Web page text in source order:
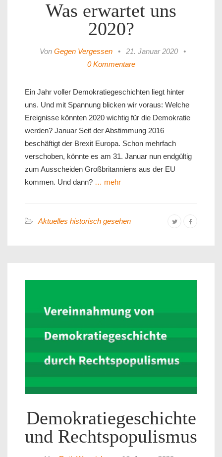
Was erwartet uns
2020?
Von Gegen Vergessen • 21. Januar 2020
•
0 Kommentare
Ein Jahr voller Demokratiegeschichten liegt hinter
uns. Und mit Spannung blicken wir voraus: Welche
Ereignisse könnten 2020 wichtig für die Demokratie
werden? Januar Seit der Abstimmung 2016
beschäftigt der Brexit Europa. Schon mehrfach
verschoben, könnte es am 31. Januar nun endgültig
zum Ausscheiden Großbritanniens aus der EU
kommen. Und dann? … mehr
Aktuelles historisch gesehen
Demokratiegeschichte
und Rechtspopulismus